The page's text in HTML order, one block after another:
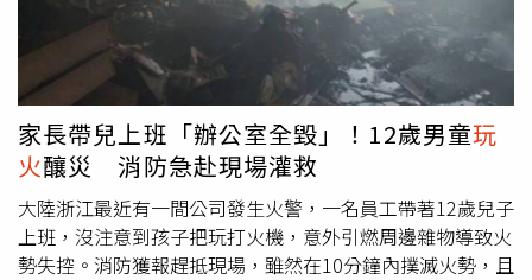
資金過度集中股市、金融體系結構失衡、投機氛圍升高李同
榮特別提出非常值得關切的畸形現象，就是部分年輕首購族
原本準備第一桶金做為購屋的自備款，也因股市行情火熱而
延後購屋、將資金全部轉進重押股市，希望透過短線獲利
「再賺第二桶金」。這種現象表面上看似資金活絡，但實際
上卻反映出股市房市四大警訊：1、房市剛性需求被延後2、
信貸資金過度集中股市3、金融體系結構性失衡4、市場投機
氛圍快速升溫當全民瘋股市，解定存、增房貸，將流動資金
集中於單一股市時，市場風險往往也同步累積。全民瘋股4
大警訊。（圖／李同榮提供）「股房雙崩」或「股房雙炒」
家長帶兒上班「辦公室全毀」！12歲男童玩
火釀災 消防急赴現場灌救
大陸浙江最近有一間公司發生火警，一名員工帶著12歲兒子
上班，沒注意到孩子把玩打火機，意外引燃周邊雜物導致火
勢失控。消防獲報趕抵現場，雖然在10分鐘內撲滅火勢，且